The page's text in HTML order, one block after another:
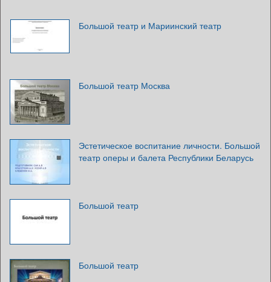
Большой театр и Мариинский театр
Большой театр Москва
Эстетическое воспитание личности. Большой
театр оперы и балета Республики Беларусь
Большой театр
Большой театр